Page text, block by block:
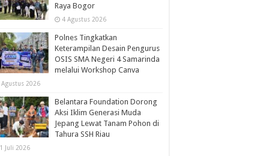
Raya Bogor
4 Agustus 2026
Polnes Tingkatkan
Keterampilan Desain Pengurus
OSIS SMA Negeri 4 Samarinda
melalui Workshop Canva
Agustus 2026
Belantara Foundation Dorong
Aksi Iklim Generasi Muda
Jepang Lewat Tanam Pohon di
Tahura SSH Riau
Juli 2026